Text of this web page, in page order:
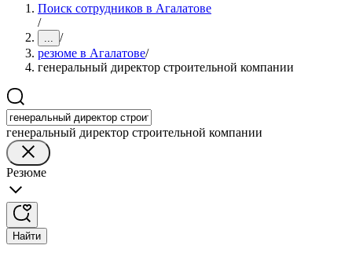
Поиск сотрудников в Агалатове
/
... /
резюме в Агалатове/
генеральный директор строительной компании
генеральный директор строительной компании
Резюме
Найти